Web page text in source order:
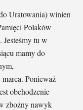
Uratowania) winien
Polaków
tu w
mamy do
Ponieważ
obchodzenie
zbożny nawyk